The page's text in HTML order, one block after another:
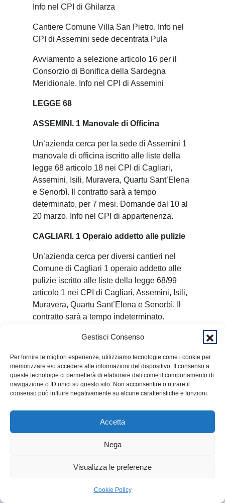
Gestisci Consenso
Per fornire le migliori esperienze, utilizziamo tecnologie come i cookie per
memorizzare e/o accedere alle informazioni del dispositivo. Il consenso a
queste tecnologie ci permetterà di elaborare dati come il comportamento di
navigazione o ID unici su questo sito. Non acconsentire o ritirare il
consenso può influire negativamente su alcune caratteristiche e funzioni.
Accetta
Nega
Visualizza le preferenze
Cookie Policy
Info nel CPI di Ghilarza
Cantiere Comune Villa San Pietro. Info nel
CPI di Assemini sede decentrata Pula
Avviamento a selezione articolo 16 per il
Consorzio di Bonifica della Sardegna
Meridionale. Info nel CPI di Assemini
LEGGE 68
ASSEMINI. 1 Manovale di Officina
Un’azienda cerca per la sede di Assemini 1
manovale di officina iscritto alle liste della
legge 68 articolo 18 nei CPI di Cagliari,
Assemini, Isili, Muravera, Quartu Sant’Elena
e Senorbì. Il contratto sarà a tempo
determinato, per 7 mesi. Domande dal 10 al
20 marzo. Info nel CPI di appartenenza.
CAGLIARI. 1 Operaio addetto alle pulizie
Un’azienda cerca per diversi cantieri nel
Comune di Cagliari 1 operaio addetto alle
pulizie iscritto alle liste della legge 68/99
articolo 1 nei CPI di Cagliari, Assemini, Isili,
Muravera, Quartu Sant’Elena e Senorbì. Il
contratto sarà a tempo indeterminato.
appartenenza.
ELMAS. 1 Operaio elettricista impiantista
di cantiere
Un’azienda cerca per la sede di Elmas e per
elettricista impiantista di cantiere iscritto alle
Cagliari, Assemini, Isili, Muravera, Quartu
tempo determinato, per 7 mesi. Domande